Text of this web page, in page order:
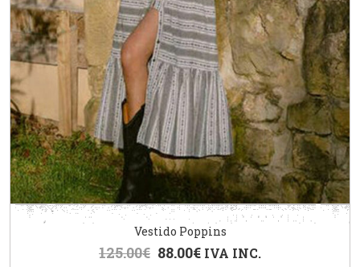
Vestido Poppins
125.00€ 88.00€ IVA INC.